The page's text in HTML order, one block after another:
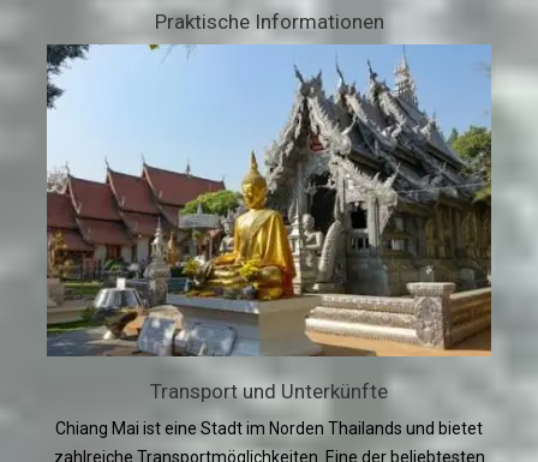
Praktische Informationen
Transport und Unterkünfte
Chiang Mai ist eine Stadt im Norden Thailands und bietet
zahlreiche Transportmöglichkeiten. Eine der beliebtesten